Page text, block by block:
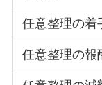
任意整理の着
任意整理の報